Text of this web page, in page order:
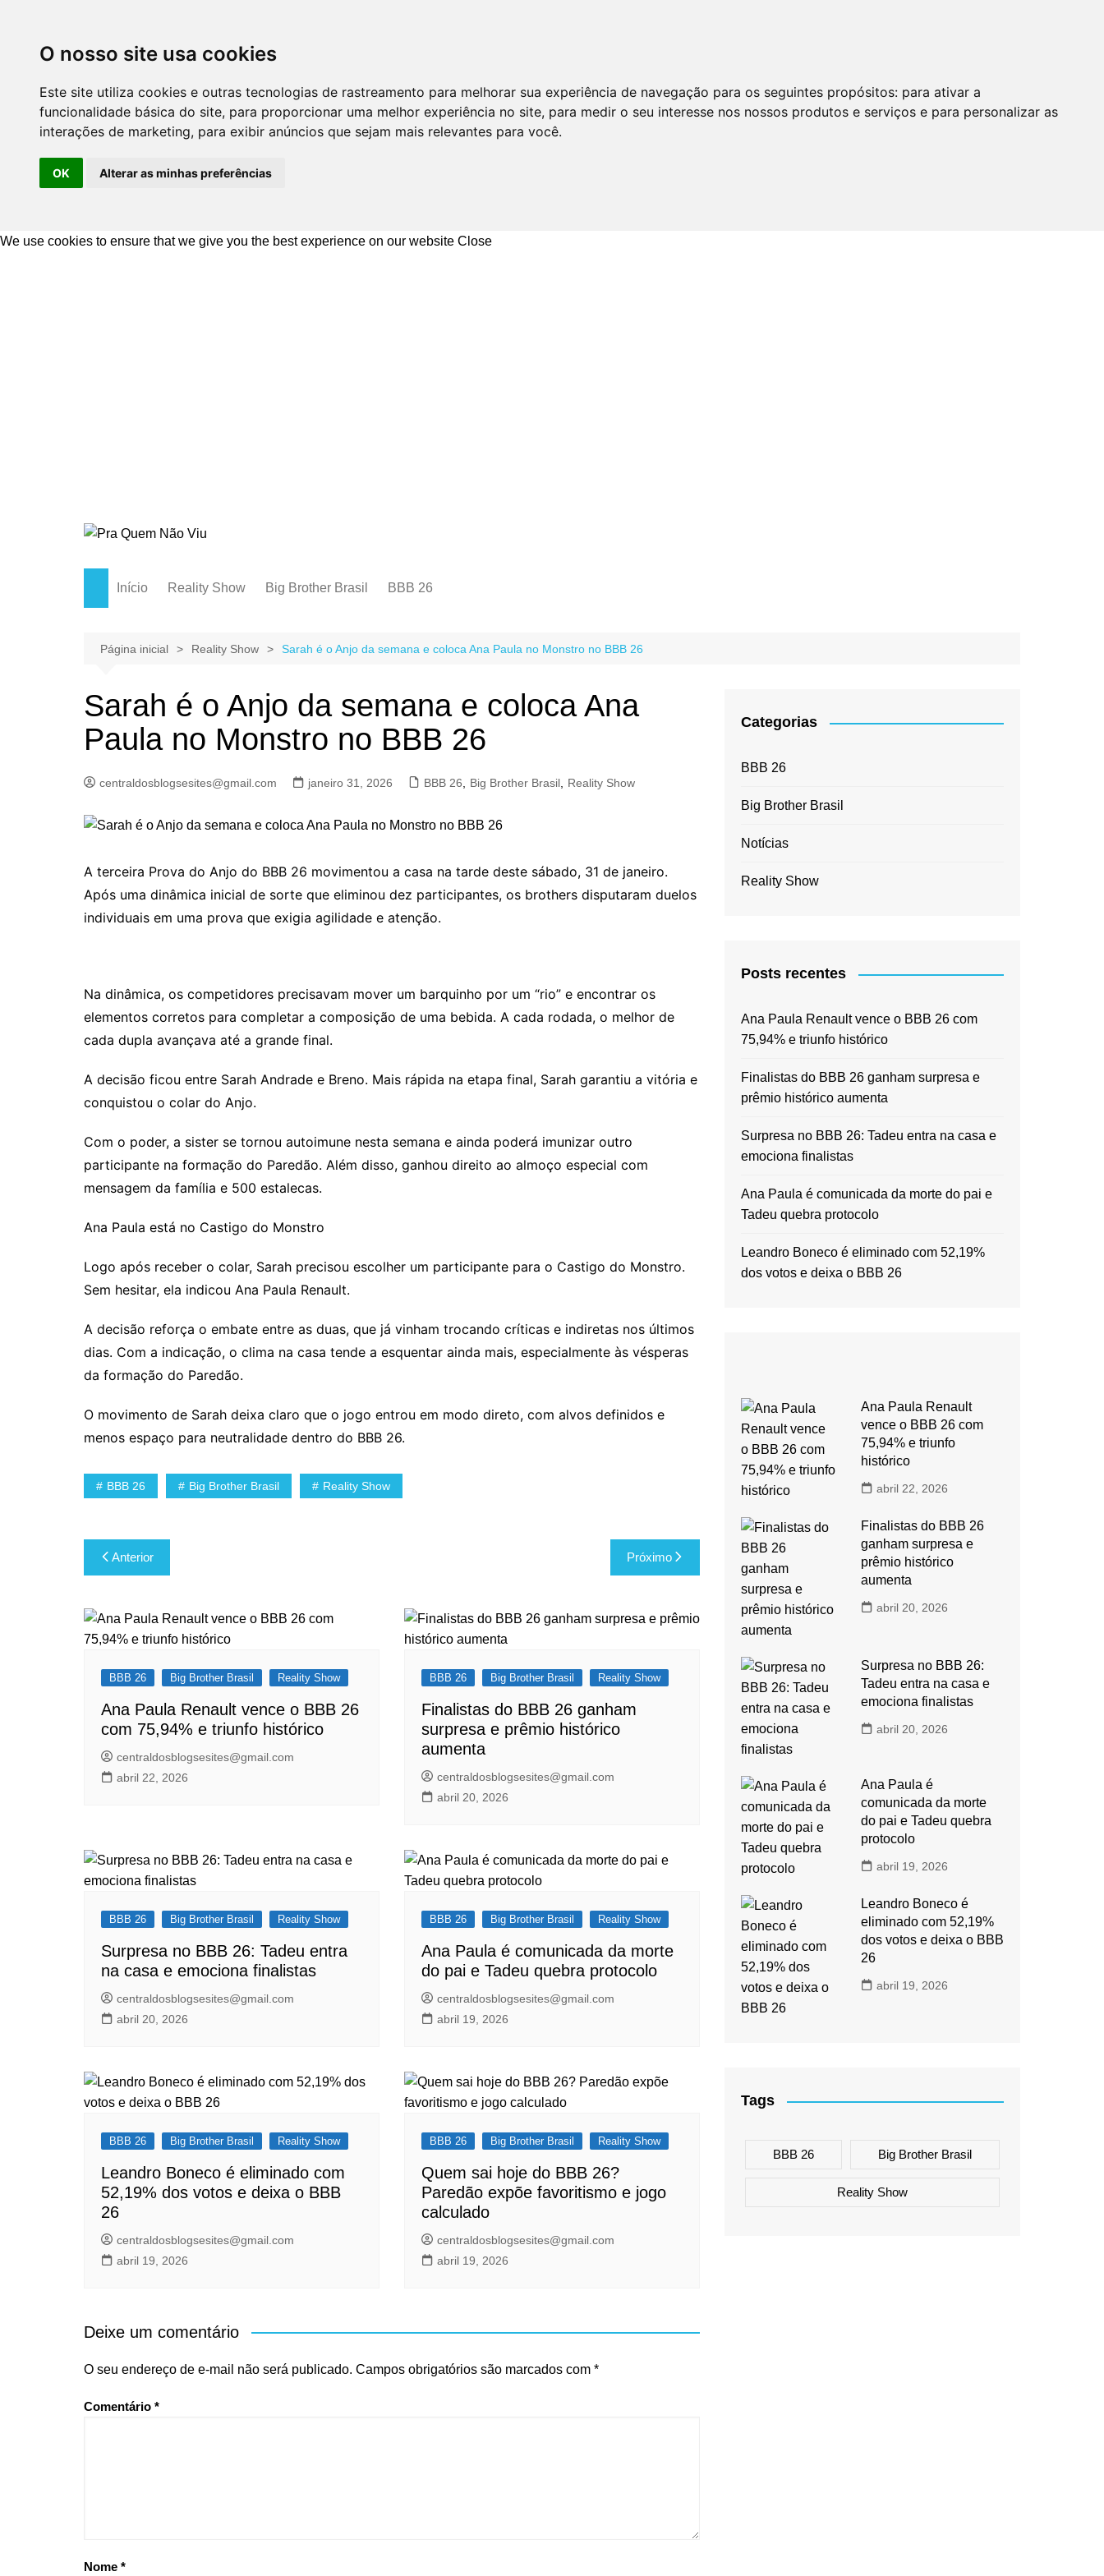
O nosso site usa cookies
Este site utiliza cookies e outras tecnologias de rastreamento para melhorar sua experiência de navegação para os seguintes propósitos: para ativar a
funcionalidade básica do site, para proporcionar uma melhor experiência no site, para medir o seu interesse nos nossos produtos e serviços e para personalizar as
interações de marketing, para exibir anúncios que sejam mais relevantes para você.
OK Alterar as minhas preferências
We use cookies to ensure that we give you the best experience on our website Close
Início Reality Show Big Brother Brasil BBB 26
Página inicial Reality Show Sarah é o Anjo da semana e coloca Ana Paula no Monstro no BBB 26
Sarah é o Anjo da semana e coloca Ana
Paula no Monstro no BBB 26
centraldosblogsesites@gmail.com janeiro 31, 2026 BBB 26, Big Brother Brasil, Reality Show
A terceira Prova do Anjo do BBB 26 movimentou a casa na tarde deste sábado, 31 de janeiro.
Após uma dinâmica inicial de sorte que eliminou dez participantes, os brothers disputaram duelos
individuais em uma prova que exigia agilidade e atenção.
Na dinâmica, os competidores precisavam mover um barquinho por um “rio” e encontrar os
elementos corretos para completar a composição de uma bebida. A cada rodada, o melhor de
cada dupla avançava até a grande final.
A decisão ficou entre Sarah Andrade e Breno. Mais rápida na etapa final, Sarah garantiu a vitória e
conquistou o colar do Anjo.
Com o poder, a sister se tornou autoimune nesta semana e ainda poderá imunizar outro
participante na formação do Paredão. Além disso, ganhou direito ao almoço especial com
mensagem da família e 500 estalecas.
Ana Paula está no Castigo do Monstro
Logo após receber o colar, Sarah precisou escolher um participante para o Castigo do Monstro.
Sem hesitar, ela indicou Ana Paula Renault.
A decisão reforça o embate entre as duas, que já vinham trocando críticas e indiretas nos últimos
dias. Com a indicação, o clima na casa tende a esquentar ainda mais, especialmente às vésperas
da formação do Paredão.
O movimento de Sarah deixa claro que o jogo entrou em modo direto, com alvos definidos e
menos espaço para neutralidade dentro do BBB 26.
BBB 26 Big Brother Brasil Reality Show
Navegação
de
Post
Anterior Próximo
BBB 26 Big Brother Brasil Reality Show
Ana Paula Renault vence o BBB 26
com 75,94% e triunfo histórico
centraldosblogsesites@gmail.com
abril 22, 2026
BBB 26 Big Brother Brasil Reality Show
Finalistas do BBB 26 ganham
surpresa e prêmio histórico
aumenta
centraldosblogsesites@gmail.com
abril 20, 2026
BBB 26 Big Brother Brasil Reality Show
Surpresa no BBB 26: Tadeu entra
na casa e emociona finalistas
centraldosblogsesites@gmail.com
abril 20, 2026
BBB 26 Big Brother Brasil Reality Show
Ana Paula é comunicada da morte
do pai e Tadeu quebra protocolo
centraldosblogsesites@gmail.com
abril 19, 2026
BBB 26 Big Brother Brasil Reality Show
Leandro Boneco é eliminado com
52,19% dos votos e deixa o BBB
26
centraldosblogsesites@gmail.com
abril 19, 2026
BBB 26 Big Brother Brasil Reality Show
Quem sai hoje do BBB 26?
Paredão expõe favoritismo e jogo
calculado
centraldosblogsesites@gmail.com
abril 19, 2026
Deixe um comentário
O seu endereço de e-mail não será publicado. Campos obrigatórios são marcados com *
Comentário *
Nome *
Categorias
BBB 26
Big Brother Brasil
Notícias
Reality Show
Posts recentes
Ana Paula Renault vence o BBB 26 com
75,94% e triunfo histórico
Finalistas do BBB 26 ganham surpresa e
prêmio histórico aumenta
Surpresa no BBB 26: Tadeu entra na casa e
emociona finalistas
Ana Paula é comunicada da morte do pai e
Tadeu quebra protocolo
Leandro Boneco é eliminado com 52,19%
dos votos e deixa o BBB 26
Ana Paula Renault
vence o BBB 26 com
75,94% e triunfo
histórico
abril 22, 2026
Finalistas do BBB 26
ganham surpresa e
prêmio histórico
aumenta
abril 20, 2026
Surpresa no BBB 26:
Tadeu entra na casa e
emociona finalistas
abril 20, 2026
Ana Paula é
comunicada da morte
do pai e Tadeu quebra
protocolo
abril 19, 2026
Leandro Boneco é
eliminado com 52,19%
dos votos e deixa o BBB
26
abril 19, 2026
Tags
BBB 26 Big Brother Brasil
Reality Show